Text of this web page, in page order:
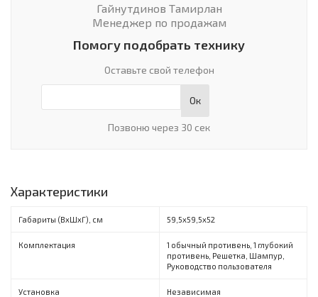
Гайнутдинов Тамирлан
Менеджер по продажам
Помогу подобрать технику
Оставьте свой телефон
Ок
Позвоню через 30 сек
Характеристики
Габариты (ВxШxГ), см 59,5х59,5х52
Комплектация
1 обычный противень, 1 глубокий
противень, Решетка, Шампур,
Руководство пользователя
Установка Независимая